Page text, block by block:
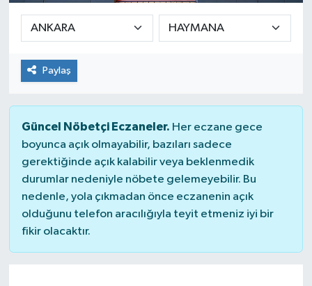
Paylaş
Güncel Nöbetçi Eczaneler. Her eczane gece
boyunca açık olmayabilir, bazıları sadece
gerektiğinde açık kalabilir veya beklenmedik
durumlar nedeniyle nöbete gelemeyebilir. Bu
nedenle, yola çıkmadan önce eczanenin açık
olduğunu telefon aracılığıyla teyit etmeniz iyi bir
fikir olacaktır.
Haber Arşivi